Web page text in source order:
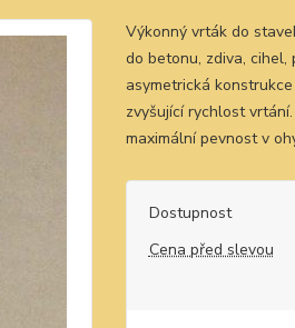
Výkonný vrták do
do betonu, zdiva, cihel,
asymetrická
zvyšující rychlost
maximální pevnost v
Dostupnost
Cena před slevou